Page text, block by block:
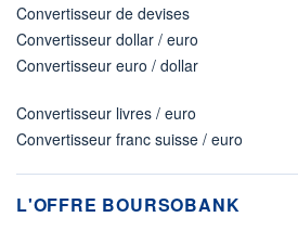
Convertisseur de devises
Convertisseur dollar / euro
Convertisseur euro / dollar
Convertisseur livres / euro
Convertisseur franc suisse / euro
L'OFFRE BOURSOBANK